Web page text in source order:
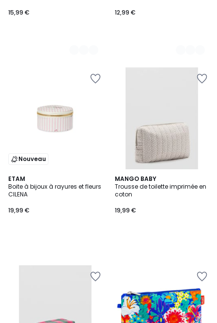
15,99 € 12,99 €
Nouveau
ETAM
Boite à bijoux à rayures et fleurs
CILENA
19,99 €
MANGO BABY
Trousse de toilette imprimée en
coton
19,99 €